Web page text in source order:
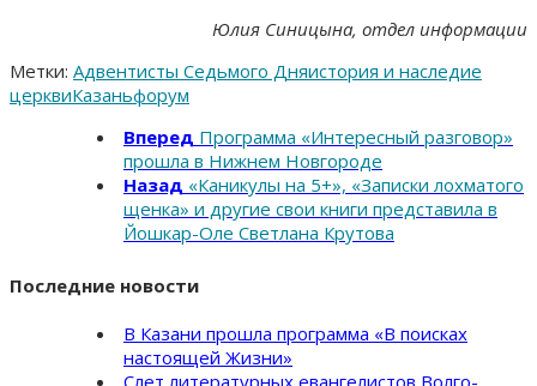
Юлия Синицына, отдел информации
Метки: Адвентисты Седьмого Дняистория и наследие
церквиКазаньфорум
Вперед Программа «Интересный разговор»
прошла в Нижнем Новгороде
Назад «Каникулы на 5+», «Записки лохматого
щенка» и другие свои книги представила в
Йошкар-Оле Светлана Крутова
Последние новости
В Казани прошла программа «В поисках
настоящей Жизни»
Слет литературных евангелистов Волго-